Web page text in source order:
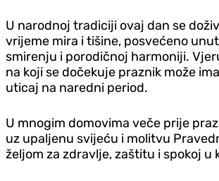
U narodnoj tradiciji ovaj dan se
vrijeme mira i tišine, posvećeno
smirenju i porodičnoj harmoniji.
na koji se dočekuje praznik može
uticaj na naredni period.
U mnogim domovima veče prije
uz upaljenu svijeću i molitvu
željom za zdravlje, zaštitu i spokoj u